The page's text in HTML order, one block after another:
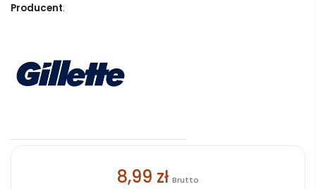
Producent:
8,99 zł Brutto